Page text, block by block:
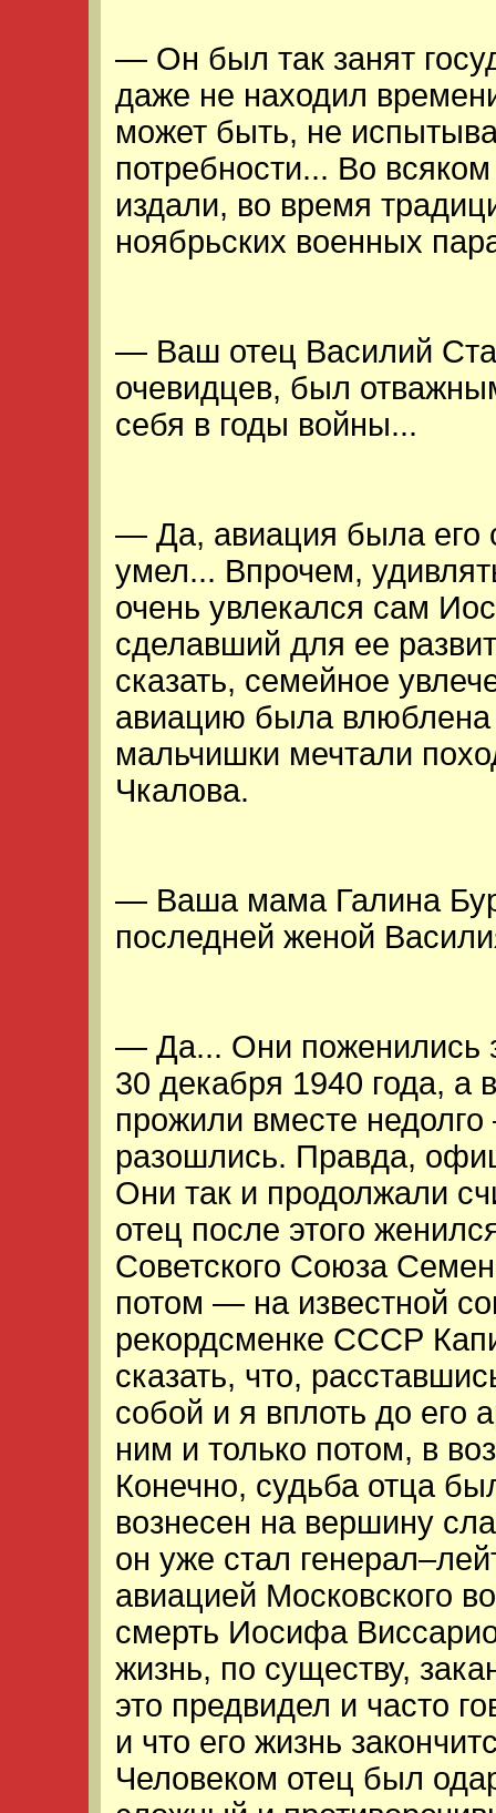
— Он был так занят
даже не находил
может быть, не
потребности... Во
издали, во время
ноябрьских военных
— Ваш отец Василий
очевидцев, был
себя в годы войны...
— Да, авиация была его
умел... Впрочем,
очень увлекался сам
сделавший для ее
сказать, семейное
авиацию была влюблена
мальчишки мечтали
Чкалова.
— Ваша мама Галина
последней женой
— Да... Они поженились
30 декабря 1940 года, а
прожили вместе
разошлись. Правда,
Они так и продолжали
отец после этого
Советского Союза
потом — на известной
рекордсменке СССР
сказать, что,
собой и я вплоть до его
ним и только потом, в
Конечно, судьба отца
вознесен на вершину
он уже стал
авиацией Московского
смерть Иосифа
жизнь, по существу,
это предвидел и часто
и что его жизнь
Человеком отец был